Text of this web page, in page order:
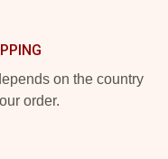
on the country
order.